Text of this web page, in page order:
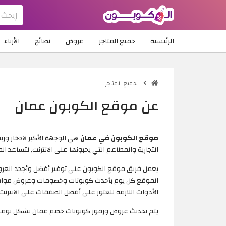
الرئيسية جميع المتاجر عروض نصائح الأزياء
جميع المتاجر
عن موقع الكوبون عمان
موقع الكوبون في عمان هي الوجهة الأكبر لادخار
التجارية والمطاعم التي يحبونها على الانترنت,
يعمل فريق موقع الكوبون على توفير أفضل وأجدد
الموقع كل يوم بأحدث كوبونات وخصومات وعروض
الأدوات اللازمة للعثور على أفضل الصفقات على
يتم تحديث عروض ورموز كوبونات خصم عمان بشكل